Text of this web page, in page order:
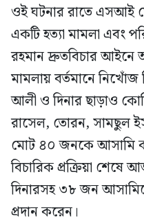
ওই ঘটনার রাতে এসআই
একটি হত্যা মামলা এবং
রহমান দ্রুতবিচার আইনে
মামলায় বর্তমানে
আলী ও দিনার ছাড়াও
রাসেল, তোরন, সামছুল
মোট ৪০ জনকে আসামি
বিচারিক প্রক্রিয়া
দিনারসহ ৩৮ জন
প্রদান করেন।